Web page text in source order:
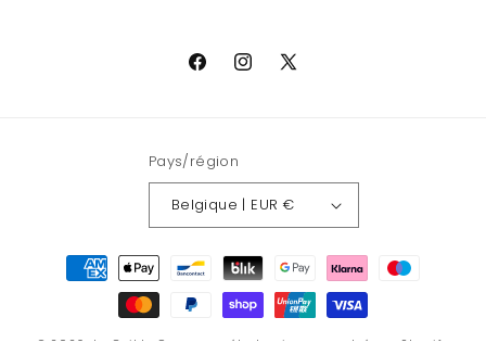
FacebookInstagram
X
Pays/région
Belgique | EUR €
Moyens
paiement